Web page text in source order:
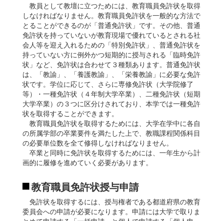
教員として教壇に立つためには、教育職員免許状を取得
しなければなりません。教育職員免許状を一般的な方法で
とることができるのが「普通免許状」です。その他、普通
免許状を持っていないが教育現場で優れているとされる社
会人等を迎え入れるための「特別免許状」、普通免許状を
持っていない方に例外かつ短期的に授与される「臨時免許
状」など、免許状は合わせて３種類あります。普通免許状
は、「教諭」、「養護教諭」、「栄養教諭」に必要な免許
状です。学位に応じて、さらに専修免許状（大学院修了
等）・一種免許状（４年制大学卒業）、二種免許状（短期
大学卒業）の３つに区分けされており、本学では一種免許
状を取得することができます。
教育職員免許状を取得するためには、大学在学中に各自
の所属学部の卒業要件を満たした上で、教職課程関係科目
の必要単位数を全て修得しなければなりません。
卒業と同時に免許状を取得するためには、一年生から計
画的に履修を進めていく必要があります。
教育職員免許状授与申請
免許状を取得するには、授与権者である都道府県の教育
委員会への申請が必要になります。申請には大学で取りま